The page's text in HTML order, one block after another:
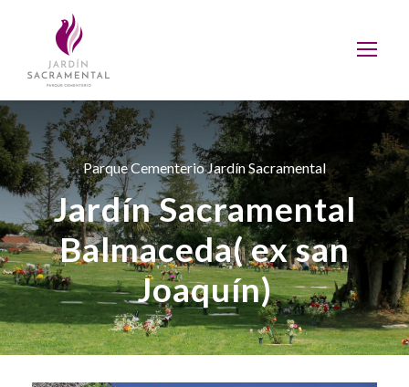
Parque Cementerio Jardín Sacramental
Jardín Sacramental
Balmaceda( ex san
Joaquín)